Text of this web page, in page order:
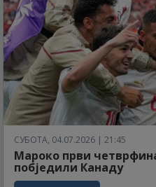
СУБОТА, 04.07.2026 | 21:45
Мароко први
побједили Канаду